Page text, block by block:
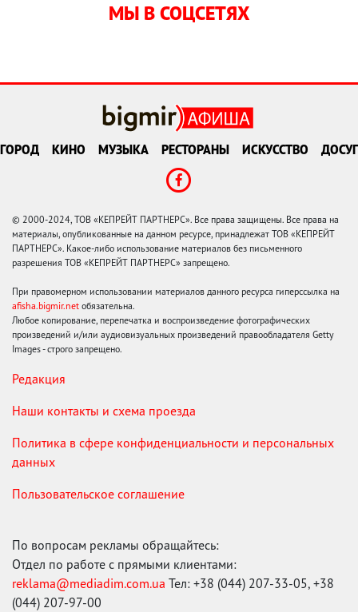
МЫ В СОЦСЕТЯХ
ГОРОД КИНО МУЗЫКА РЕСТОРАНЫ ИСКУССТВО ДОСУГ
© 2000-2024, ТОВ «КЕПРЕЙТ ПАРТНЕРС». Все права защищены. Все права на
материалы, опубликованные на данном ресурсе, принадлежат ТОВ «КЕПРЕЙТ
ПАРТНЕРС». Какое-либо использование материалов без письменного
разрешения ТОВ «КЕПРЕЙТ ПАРТНЕРС» запрещено.
При правомерном использовании материалов данного ресурса гиперссылка на
afisha.bigmir.net обязательна.
Любое копирование, перепечатка и воспроизведение фотографических
произведений и/или аудиовизуальных произведений правообладателя Getty
Images - строго запрещено.
Редакция
Наши контакты и схема проезда
Политика в сфере конфиденциальности и персональных
данных
Пользовательское соглашение
По вопросам рекламы обращайтесь:
Отдел по работе с прямыми клиентами:
reklama@mediadim.com.ua Тел: +38 (044) 207-33-05, +38
(044) 207-97-00